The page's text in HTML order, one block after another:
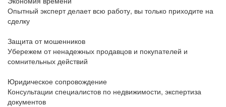
Опытный эксперт делает всю работу, вы только приходите на
сделку
Защита от мошенников
Убережем от ненадежных продавцов и покупателей и
сомнительных действий
Юридическое сопровождение
Консультации специалистов по недвижимости, экспертиза
документов